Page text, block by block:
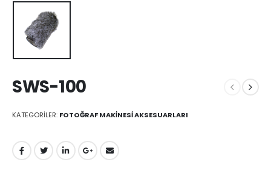
SWS-100
KATEGORILER: FOTOĞRAF MAKINESI AKSESUARLARI